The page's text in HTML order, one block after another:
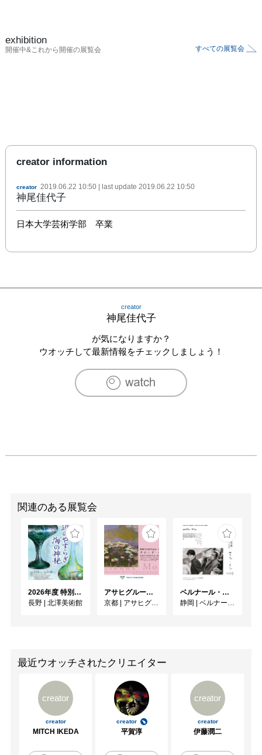
exhibition
開催中&これから開催の展覧会 すべての展覧会
creator information
creator 2019.06.22 10:50 | last update 2019.06.22 10:50
神尾佳代子
日本大学芸術学部　卒業
creator
神尾佳代子
が気になりますか？
ウオッチして最新情報をチェックしましょう！
関連のある展覧会
2026年度 特別展「ガレとドーム、アール･ヌーヴォーのガラス 水辺のやすらぎ、海の神秘」
長野 | 北澤美術館
アサヒグループ大山崎山荘美術館 開館30周年記念展「没後100年 クロード・モネ」
京都 | アサヒグループ大山崎山荘美術館
ベルナール・ビュフェと写真 ーカメラがとらえたビュフェとその時代、そして21 世紀へ
静岡 | ベルナール・ビュフェ美術館
最近ウオッチされたクリエイター
creator
creator
MITCH IKEDA
creator
平賀淳
creator
creator
伊藤潤二